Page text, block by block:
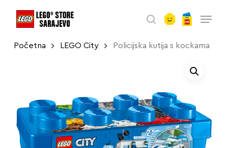
search
Početna LEGO City Policijska kutija s kockama